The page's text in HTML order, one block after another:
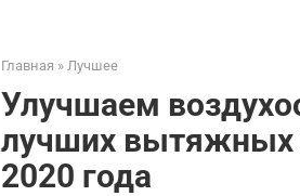
Главная » Лучшее
Улучшаем
лучших вытяжных
2020 года